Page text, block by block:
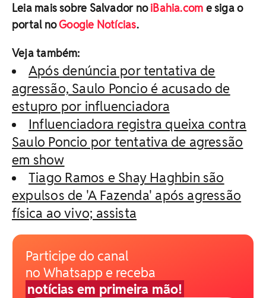
Leia mais sobre Salvador noiBahia.com e siga o
portal noGoogle Notícias.
Veja também:
Após denúncia por tentativa de
agressão, Saulo Poncio é acusado de
estupro por influenciadora
Influenciadora registra queixa contra
Saulo Poncio por tentativa de agressão
em show
Tiago Ramos e Shay Haghbin são
expulsos de 'A Fazenda' após agressão
física ao vivo; assista
Participe do canal
no Whatsapp e receba
notícias em primeira mão!